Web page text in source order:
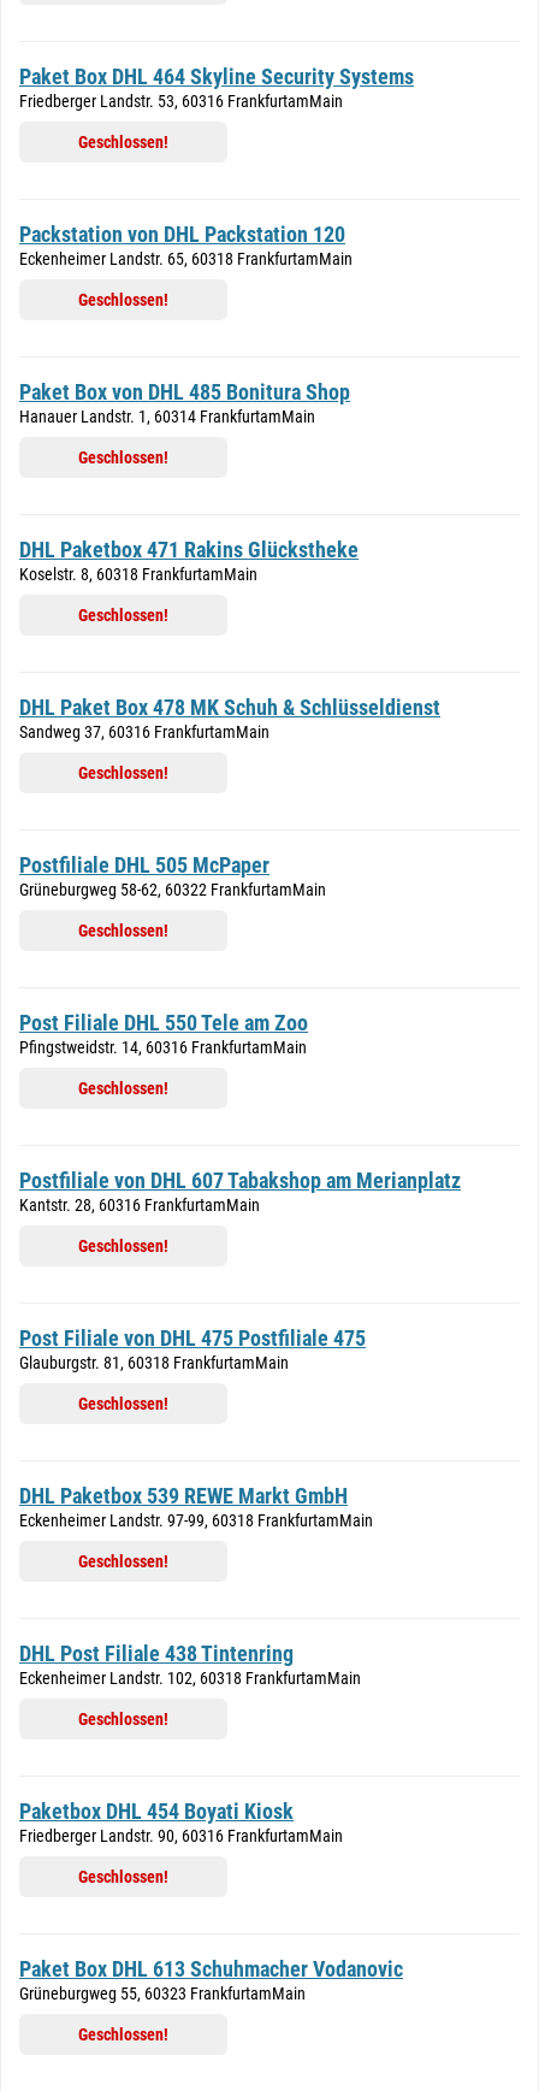
Paket Box DHL 464 Skyline Security Systems
Friedberger Landstr. 53, 60316 FrankfurtamMain
Geschlossen!
Packstation von DHL Packstation 120
Eckenheimer Landstr. 65, 60318 FrankfurtamMain
Geschlossen!
Paket Box von DHL 485 Bonitura Shop
Hanauer Landstr. 1, 60314 FrankfurtamMain
Geschlossen!
DHL Paketbox 471 Rakins Glückstheke
Koselstr. 8, 60318 FrankfurtamMain
Geschlossen!
DHL Paket Box 478 MK Schuh & Schlüsseldienst
Sandweg 37, 60316 FrankfurtamMain
Geschlossen!
Postfiliale DHL 505 McPaper
Grüneburgweg 58-62, 60322 FrankfurtamMain
Geschlossen!
Post Filiale DHL 550 Tele am Zoo
Pfingstweidstr. 14, 60316 FrankfurtamMain
Geschlossen!
Postfiliale von DHL 607 Tabakshop am Merianplatz
Kantstr. 28, 60316 FrankfurtamMain
Geschlossen!
Post Filiale von DHL 475 Postfiliale 475
Glauburgstr. 81, 60318 FrankfurtamMain
Geschlossen!
DHL Paketbox 539 REWE Markt GmbH
Eckenheimer Landstr. 97-99, 60318 FrankfurtamMain
Geschlossen!
DHL Post Filiale 438 Tintenring
Eckenheimer Landstr. 102, 60318 FrankfurtamMain
Geschlossen!
Paketbox DHL 454 Boyati Kiosk
Friedberger Landstr. 90, 60316 FrankfurtamMain
Geschlossen!
Paket Box DHL 613 Schuhmacher Vodanovic
Grüneburgweg 55, 60323 FrankfurtamMain
Geschlossen!